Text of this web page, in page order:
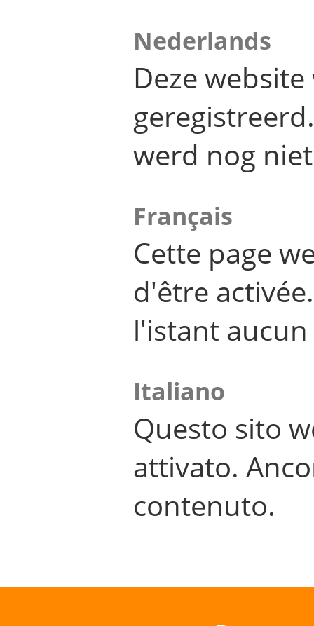
Nederlands
Deze
werd nog
Français
Cette page
d'être
l'istant
Italiano
Questo sito
attivato.
contenuto.